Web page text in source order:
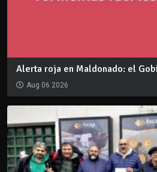
Alerta roja en Maldonado: el
Aug 06 2026